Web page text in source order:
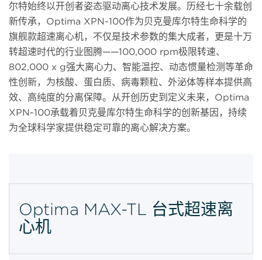
尔特始终以开创者姿态驱动离心技术发展。历经七十余载创
新传承，Optima XPN-100作为贝克曼库尔特生命科学的
旗舰款超速离心机，不仅是技术参数的集大成者，更是十万
转超速时代的行业图腾——100,000 rpm极限转速、
802,000 x g强大离心力、智能温控、动态惯量检测等革命
性创新，为核酸、蛋白质、病毒颗粒、外泌体等样本提供高
效、高纯度的分离保障。从开创历史到定义未来，Optima
XPN-100承载着贝克曼库尔特生命科学的创新基因，持续
为全球科学家提供稳定可靠的离心解决方案。
Optima MAX-TL 台式超速离
心机